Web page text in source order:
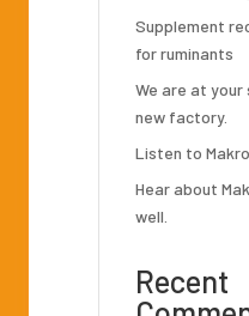
Supplement
for ruminants
We are at
new factory.
Listen to
Hear about
well.
Recent